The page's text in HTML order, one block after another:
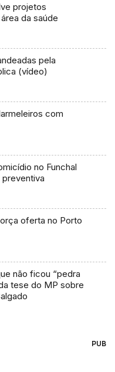
projetos
da saúde
pela
(vídeo)
com
no Funchal
oferta no Porto
não ficou “pedra
tese do MP sobre
PUB